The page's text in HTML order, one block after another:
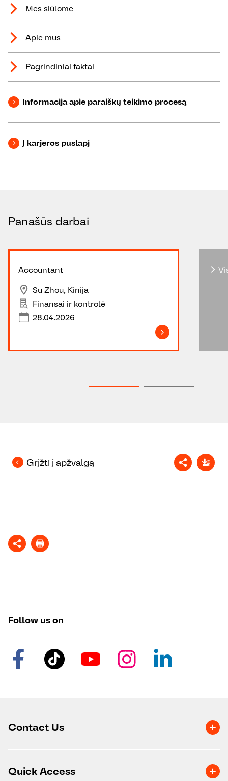
Mes siūlome
Apie mus
Pagrindiniai faktai
Informacija apie paraiškų teikimo procesą
Į karjeros puslapį
Panašūs darbai
Accountant
Su Zhou, Kinija
Finansai ir kontrolė
28.04.2026
Grįžti į apžvalgą
Follow us on
Contact Us
Quick Access